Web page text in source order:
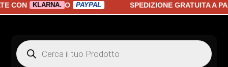
KLARNA. O PAYPAL SPEDIZIONE GRATUITA A
Products
search